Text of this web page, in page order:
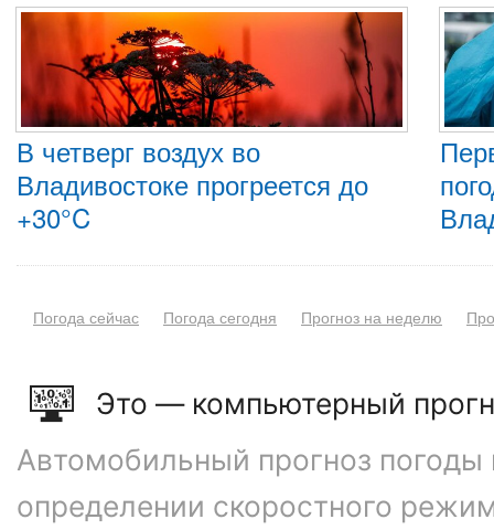
В четверг воздух во
Владивостоке прогреется до
+30°C
Погода сейчас Погода сегодня Прогноз на неделю
Это — компьютерный
Автомобильный прогноз погоды
определении скоростного